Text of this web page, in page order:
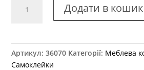
самоклеюча
дуб
Додати в кошик
Артикул:36070 Категорії: Меблева
Самоклейки